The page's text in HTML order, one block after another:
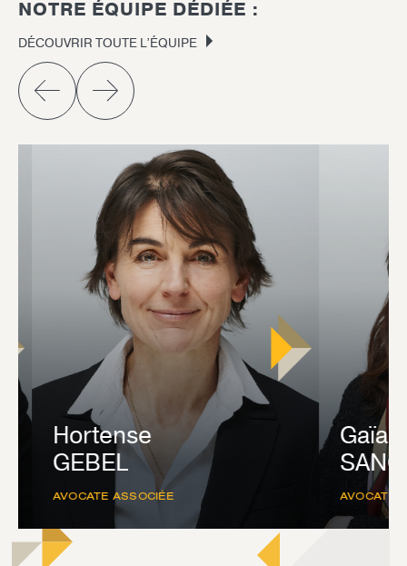
NOTRE ÉQUIPE DÉDIÉE :
DÉCOUVRIR TOUTE L’ÉQUIPE
Hortense
GEBEL
AVOCATE ASSOCIÉE
Gaïa
AVOCATE